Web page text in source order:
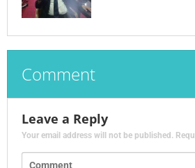
Comment
Leave a Reply
Your email address will not be published.